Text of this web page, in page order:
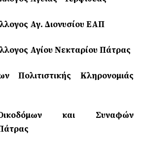
Αγ. Διονυσίου ΕΑΠ
Αγίου Νεκταρίου Πάτρας
Πολιτιστικής Κληρονομιάς
και Συναφών